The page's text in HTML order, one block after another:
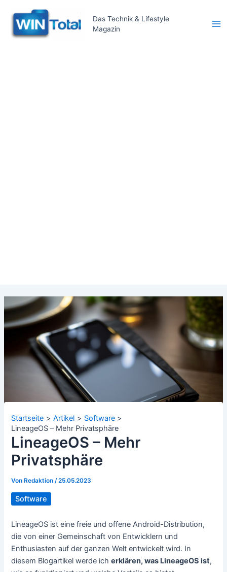
Inhalt
springen
Das Technik & Lifestyle
Magazin
Startseite Artikel
Software
LineageOS – Mehr Privatsphäre
LineageOS – Mehr
Privatsphäre
Von Redaktion/25.05.2023
Software
LineageOS ist eine freie und offene Android-Distribution,
die von einer Gemeinschaft von Entwicklern und
Enthusiasten auf der ganzen Welt entwickelt wird. In
diesem Blogartikel werde icherklären, was LineageOS ist,